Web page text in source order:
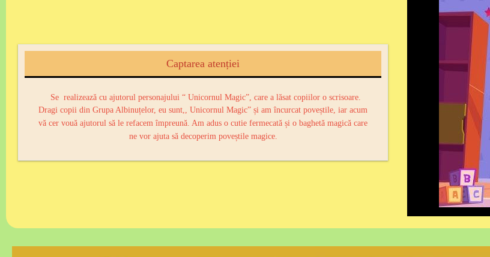
Captarea atenției
Se realizează cu ajutorul personajului “ Unicornul Magic”, care a lăsat copiilor o scrisoare.
Dragi copii din Grupa Albinuțelor, eu sunt,, Unicornul Magic” și am încurcat poveștile, iar acum
vă cer vouă ajutorul să le refacem împreună. Am adus o cutie fermecată și o baghetă magică care
ne vor ajuta să decoperim poveștile magice.